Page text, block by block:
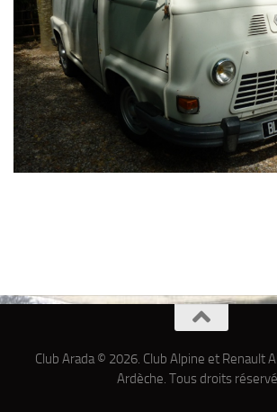
Club Arada © 2026. Club Alpine et Renault
Ardèche. Tous droits